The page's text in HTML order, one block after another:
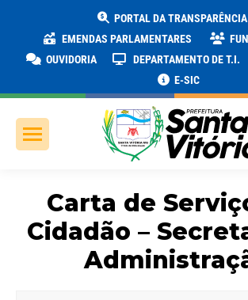
PORTAL DA TRANSPARÊNCIA
EMENDAS PARLAMENTARES
OUVIDORIA
DEPARTAMENTO DE T.I.
E-SIC
Carta de
Cidadão –